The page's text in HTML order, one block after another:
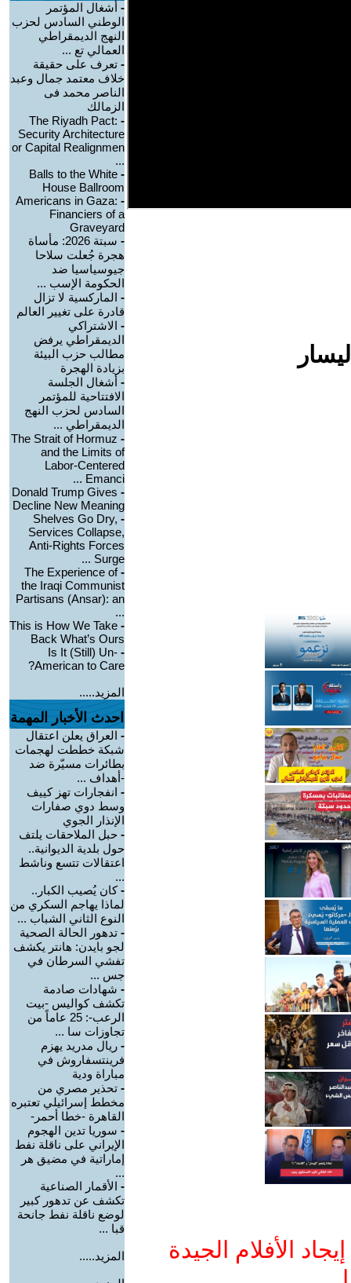
الأفلام الجيدة
- أشغال المؤتمر
الوطني السادس لحزب
النهج الديمقراطي
العمالي تع ...
- تعرف على حقيقة
خلاف معتمد جمال وعبد
الناصر محمد فى
الزمالك
-
The Riyadh Pact:
Security Architecture
or Capital Realignmen
...
-
Balls to the White
House Ballroom
-
Americans in Gaza:
Financiers of a
Graveyard
-
سبتة 2026: مأساة
هجرة جُعلت سلاحا
جيوسياسيا ضد
الحكومة الإسب ...
- الماركسية لا تزال
قادرة على تغيير العالم
- الاشتراكي
الديمقراطي يرفض
مطالب حزب البيئة
بزيادة الهجرة
- أشغال الجلسة
الافتتاحية للمؤتمر
السادس لحزب النهج
الديمقراطي ...
-
The Strait of Hormuz
and the Limits of
Labor-Centered
Emanci ...
-
Donald Trump Gives
Decline New Meaning
-
Shelves Go Dry,
Services Collapse,
Anti-Rights Forces
Surge ...
-
The Experience of
the Iraqi Communist
Partisans (Ansar): an
...
-
This is How We Take
Back What’s Ours
-
Is It (Still) Un-
American to Care?
المزيد.....
احدث الأخبار المهمة
- العراق يعلن اعتقال
شبكة خططت لهجمات
بطائرات مسيّرة ضد
-أهداف ...
- انفجارات تهز كييف
وسط دوي صفارات
الإنذار الجوي
- حبل الملاحقات يلتف
حول بلدية الديوانية..
اعتقالات تتسع وناشط
...
-كان يُصيب الكبار..
لماذا يهاجم السكري من
النوع الثاني الشباب ...
- تدهور الحالة الصحية
لجو بايدن: هانتر يكشف
تفشي السرطان في
جس ...
- شهادات صادمة
تكشف كواليس -بيت
الرعب-: 25 عاماً من
تجاوزات سا ...
- ريال مدريد يهزم
فرينتسفاروش في
مباراة ودية
- تحذير مصري من
مخطط إسرائيلي تعتبره
القاهرة -خطا أحمر-
- سوريا تدين الهجوم
الإيراني على ناقلة نفط
إماراتية في مضيق هر
...
- الأقمار الصناعية
تكشف عن تدهور كبير
لوضع ناقلة نفط جانحة
قبا ...
المزيد.....